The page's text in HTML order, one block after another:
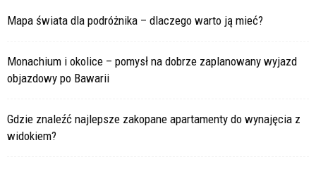
Mapa świata dla podróżnika – dlaczego warto ją mieć?
Monachium i okolice – pomysł na dobrze zaplanowany wyjazd
objazdowy po Bawarii
Gdzie znaleźć najlepsze zakopane apartamenty do wynajęcia z
widokiem?